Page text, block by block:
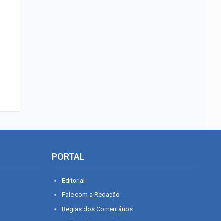
PORTAL
Editorial
Fale com a Redação
Regras dos Comentários